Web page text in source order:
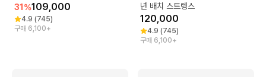
31 %109,000
4.9 (745)
구매 6,100+
년 배치 스트렝스
120,000
4.9 (745)
구매 6,100+